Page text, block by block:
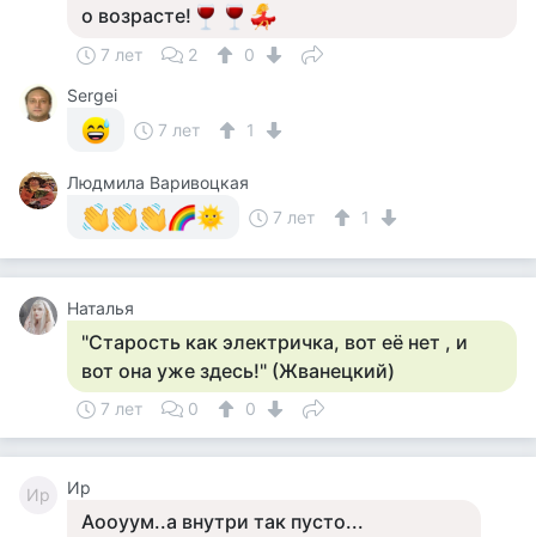
о возрасте!
7 лет 2
0
Sergei
7 лет
1
Людмила Варивоцкая
7 лет
1
Наталья
"Старость как электричка, вот её нет , и
вот она уже здесь!" (Жванецкий)
7 лет 0 0
Ир Ир
Аооуум..а внутри так пусто...